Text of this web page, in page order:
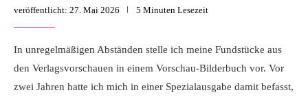
veröffentlicht: 27. Mai 2026 5 Minuten Lesezeit
In unregelmäßigen Abständen stelle ich meine Fundstücke aus
den Verlagsvorschauen in einem Vorschau-Bilderbuch vor. Vor
zwei Jahren hatte ich mich in einer Spezialausgabe damit befasst,